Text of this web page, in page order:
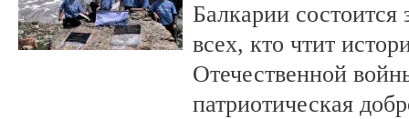
Балкарии состоится
всех, кто чтит
Отечественной
патриотическая